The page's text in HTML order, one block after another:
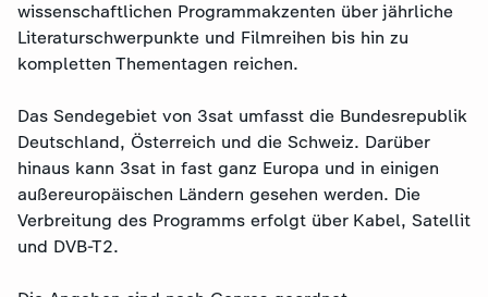
wissenschaftlichen Programmakzenten über jährliche
Literaturschwerpunkte und Filmreihen bis hin zu
kompletten Thementagen reichen.
Das Sendegebiet von 3sat umfasst die Bundesrepublik
Deutschland, Österreich und die Schweiz. Darüber
hinaus kann 3sat in fast ganz Europa und in einigen
außereuropäischen Ländern gesehen werden. Die
Verbreitung des Programms erfolgt über Kabel, Satellit
und DVB-T2.